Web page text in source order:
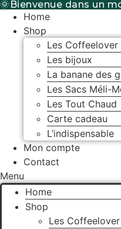
Aller
contenu
🌞Bienvenue dans un
Home
Shop
Les Coffeelover
Les bijoux
La banane des
Les Sacs Méli-
Les Tout Chaud
Carte cadeau
L’indispensable
Mon compte
Contact
Menu
Home
Shop
Les Coffeelover